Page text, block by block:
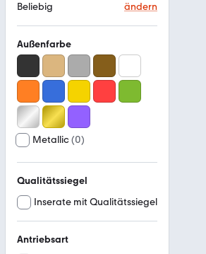
Beliebig
ändern
Außenfarbe
Metallic(0)
Qualitätssiegel
Inserate mit Qualitätssiegel
Antriebsart